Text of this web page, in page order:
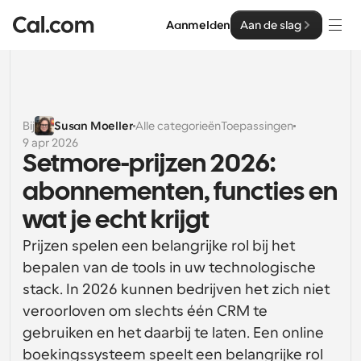
Aanmelden Aan de slag
Oplossingen
Op teamgrootte
Voor individuen
Persoonlijke planning eenvoudig gemaakt
Voor Teams
Samenwerkingsplanning voor groepen
Voor organisaties
Grotere teamsplanning voor meer controle en
beveiliging
Voor ondernemingen
Enterprise
Ontwikkelaar
Ontwikkelaarsdocumentatie
Documentatie voor het Cal.com-platform
API
Hulpbronnen
Lettertype: Cal Sans UI & tekst
Ons eigen variabele lettertype voor
Prijzen
Bij Susan Moeller Alle categorieënToepassingen
9 apr 2026
Setmore-prijzen 2026:
abonnementen, functies en
wat je echt krijgt
Prijzen spelen een belangrijke rol bij het
bepalen van de tools in uw technologische
stack. In 2026 kunnen bedrijven het zich niet
veroorloven om slechts één CRM te
gebruiken en het daarbij te laten. Een online
boekingssysteem speelt een belangrijke rol